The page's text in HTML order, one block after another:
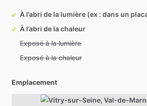
À l’abri de la lumière (ex : dans un
À l’abri de la chaleur
Exposé à la lumière
Exposé à la chaleur
Emplacement